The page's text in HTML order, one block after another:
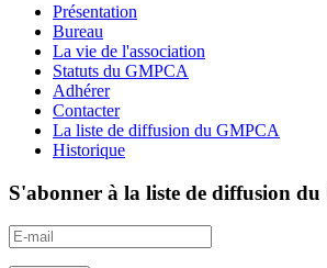
Présentation
Bureau
La vie de l'association
Statuts du GMPCA
Adhérer
Contacter
La liste de diffusion du GMPCA
Historique
S'abonner à la liste de diffusion